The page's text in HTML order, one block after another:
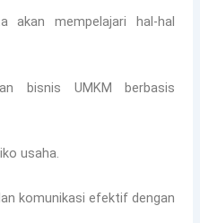
akan mempelajari hal-hal
bisnis UMKM berbasis
usaha.
komunikasi efektif dengan